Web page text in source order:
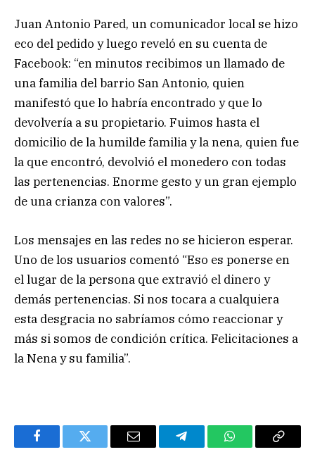
Juan Antonio Pared, un comunicador local se hizo
eco del pedido y luego reveló en su cuenta de
Facebook: “en minutos recibimos un llamado de
una familia del barrio San Antonio, quien
manifestó que lo habría encontrado y que lo
devolvería a su propietario. Fuimos hasta el
domicilio de la humilde familia y la nena, quien fue
la que encontró, devolvió el monedero con todas
las pertenencias. Enorme gesto y un gran ejemplo
de una crianza con valores”.
Los mensajes en las redes no se hicieron esperar.
Uno de los usuarios comentó “Eso es ponerse en
el lugar de la persona que extravió el dinero y
demás pertenencias. Si nos tocara a cualquiera
esta desgracia no sabríamos cómo reaccionar y
más si somos de condición crítica. Felicitaciones a
la Nena y su familia”.
FacebookTwitter Email TelegramWhatsAppCopy